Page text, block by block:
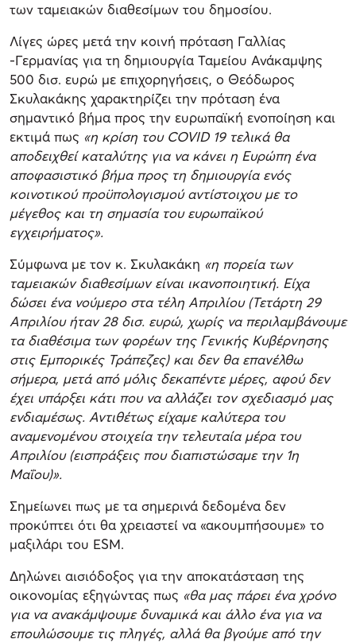
των ταμειακών διαθεσίμων του δημοσίου.
Λίγες ώρες μετά την κοινή πρόταση Γαλλίας
-Γερμανίας για τη δημιουργία Ταμείου Ανάκαμψης
500 δισ. ευρώ με επιχορηγήσεις, ο Θεόδωρος
Σκυλακάκης χαρακτηρίζει την πρόταση ένα
σημαντικό βήμα προς την ευρωπαϊκή ενοποίηση και
εκτιμά πως «η κρίση του COVID 19 τελικά θα
αποδειχθεί καταλύτης για να κάνει η Ευρώπη ένα
αποφασιστικό βήμα προς τη δημιουργία ενός
κοινοτικού προϋπολογισμού αντίστοιχου με το
μέγεθος και τη σημασία του ευρωπαϊκού
εγχειρήματος».
Σύμφωνα με τον κ. Σκυλακάκη «η πορεία των
ταμειακών διαθεσίμων είναι ικανοποιητική. Είχα
δώσει ένα νούμερο στα τέλη Απριλίου (Τετάρτη 29
Απριλίου ήταν 28 δισ. ευρώ, χωρίς να περιλαμβάνουμε
τα διαθέσιμα των φορέων της Γενικής Κυβέρνησης
στις Εμπορικές Τράπεζες) και δεν θα επανέλθω
σήμερα, μετά από μόλις δεκαπέντε μέρες, αφού δεν
έχει υπάρξει κάτι που να αλλάζει τον σχεδιασμό μας
ενδιαμέσως. Αντιθέτως είχαμε καλύτερα του
αναμενομένου στοιχεία την τελευταία μέρα του
Απριλίου (εισπράξεις που διαπιστώσαμε την 1η
Μαΐου)».
Σημείωνει πως με τα σημερινά δεδομένα δεν
προκύπτει ότι θα χρειαστεί να «ακουμπήσουμε» το
μαξιλάρι του ESM.
Δηλώνει αισιόδοξος για την αποκατάσταση της
οικονομίας εξηγώντας πως «θα μας πάρει ένα χρόνο
για να ανακάμψουμε δυναμικά και άλλο ένα για να
επουλώσουμε τις πληγές, αλλά θα βγούμε από την